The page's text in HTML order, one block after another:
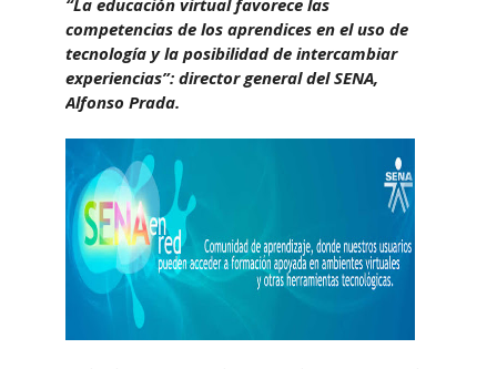
“La educación virtual favorece las
competencias de los aprendices en el uso de
tecnología y la posibilidad de intercambiar
experiencias”: director general del SENA,
Alfonso Prada.